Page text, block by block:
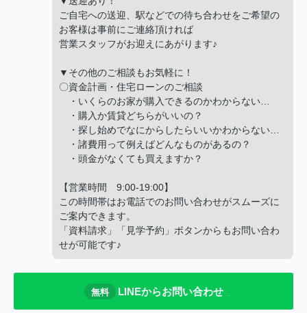
ご自宅への送迎、駅などでの待ち合わせをご希望の
お客様は事前にご連絡頂ければ
営業スタッフがお迎えにあがります♪
▼その他のご相談もお気軽に！
〇資金計画・住宅ローンのご相談
・いくらのお家が購入できるのかわからない…
・購入か賃貸どちらがいいの？
・探し始めでなにからしたらいいかわからない…
・諸費用って例えばどんなものがあるの？
・頭金がなくても買えますか？
【営業時間 9:00-19:00】
この時間帯はお電話でのお問い合わせがスムーズに
ご案内できます。
「資料請求」「見学予約」ボタンからもお問い合わ
せが可能です♪
無料 LINEからお問い合わせ